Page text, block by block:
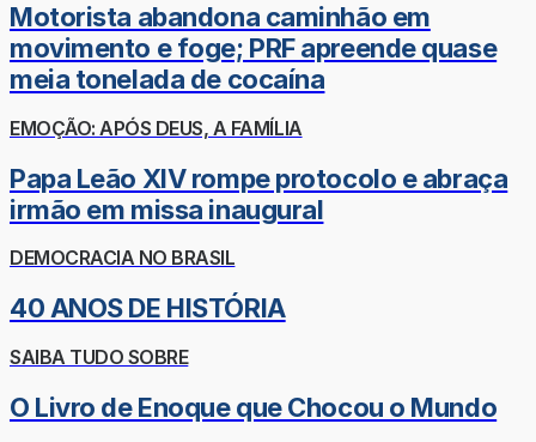
Motorista abandona caminhão em
movimento e foge; PRF apreende quase
meia tonelada de cocaína
EMOÇÃO: APÓS DEUS, A FAMÍLIA
Papa Leão XIV rompe protocolo e abraça
irmão em missa inaugural
DEMOCRACIA NO BRASIL
40 ANOS DE HISTÓRIA
SAIBA TUDO SOBRE
O Livro de Enoque que Chocou o Mundo